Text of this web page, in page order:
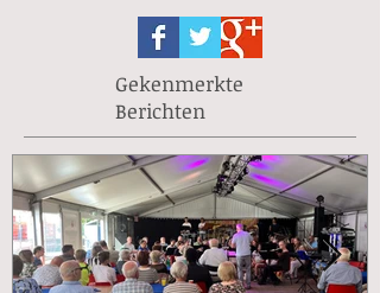
Gekenmerkte
Berichten